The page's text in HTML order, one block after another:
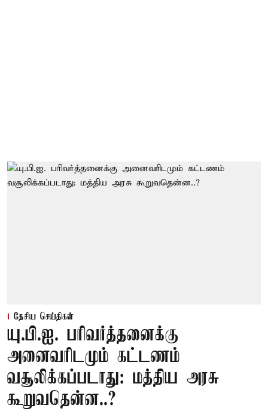
தேசிய செய்திகள்
யு.பி.ஐ. பரிவர்த்தனைக்கு
அனைவரிடமும் கட்டணம்
வசூலிக்கப்படாது: மத்திய அரசு
கூறுவதென்ன..?